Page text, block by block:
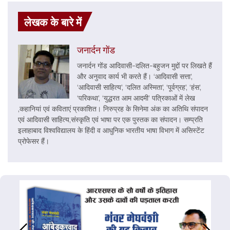
लेखक के बारे में
जनार्दन गोंड
जनार्दन गोंड आदिवासी-दलित-बहुजन मुद्दों पर लिखते हैं
और अनुवाद कार्य भी करते हैं। ‘आदिवासी सत्ता’,
‘आदिवासी साहित्य’, ‘दलित अस्मिता’, ‘पूर्वग्रह’, ‘हंस’,
‘परिकथा’, ‘युद्धरत आम आदमी’ पत्रिकाओं में लेख
,कहानियां एवं कविताएं प्रकाशित। निरुप्रह के सिनेमा अंक का अतिथि संपादन
एवं आदिवासी साहित्य,संस्कृति एवं भाषा पर एक पुस्तक का संपादन। सम्प्रति
इलाहाबाद विश्वविद्यालय के हिंदी व आधुनिक भारतीय भाषा विभाग में असिस्टेंट
प्रोफेसर हैं।